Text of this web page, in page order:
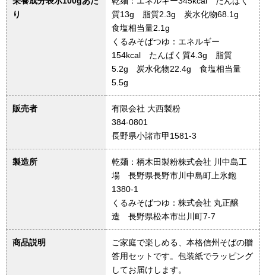
り
質13g 脂質2.3g 炭水化物68.1g
食塩相当量2.1g
くるみそばつゆ：エネルギー
154kcal たんぱく質4.3g 脂質
5.2g 炭水化物22.4g 食塩相当量
5.5g
販売者
有限会社 大西製粉
384-0801
長野県小諸市甲1581-3
製造所
乾麺：柄木田製粉株式会社 川中島工
場 長野県長野市川中島町上氷鉋
1380-1
くるみそばつゆ：株式会社 丸正醸
造 長野県松本市出川町7-7
商品説明
ご家庭で楽しめる、本格信州そばの贈
答用セットです。包装紙でラッピング
してお届けします。